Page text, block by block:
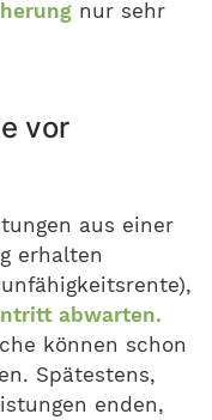
nur sehr
vor
aus einer
erhalten
abwarten.
können schon
Spätestens,
enden,